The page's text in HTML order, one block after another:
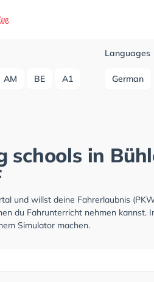
AM BE A1
Languages
German
schools in
und willst deine Fahrerlaubnis
du Fahrunterricht nehmen
Simulator machen.